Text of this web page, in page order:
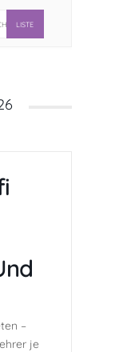
LISTE
–
je